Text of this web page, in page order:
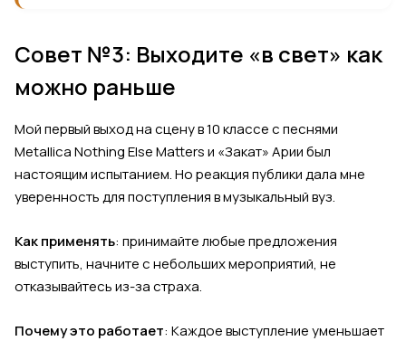
Совет №3: Выходите «в свет» как
можно раньше
Мой первый выход на сцену в 10 классе с песнями
Metallica Nothing Else Matters и «Закат» Арии был
настоящим испытанием. Но реакция публики дала мне
уверенность для поступления в музыкальный вуз.
Как применять: принимайте любые предложения
выступить, начните с небольших мероприятий, не
отказывайтесь из-за страха.
Почему это работает: Каждое выступление уменьшает